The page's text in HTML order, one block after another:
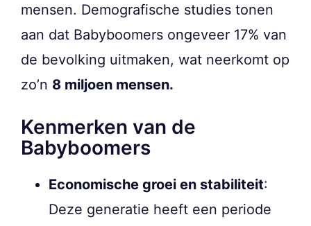
mensen. Demografische studies tonen
aan dat Babyboomers ongeveer 17% van
de bevolking uitmaken, wat neerkomt op
zo’n 8 miljoen mensen.
Kenmerken van de
Babyboomers
Economische groei en stabiliteit:
Deze generatie heeft een periode